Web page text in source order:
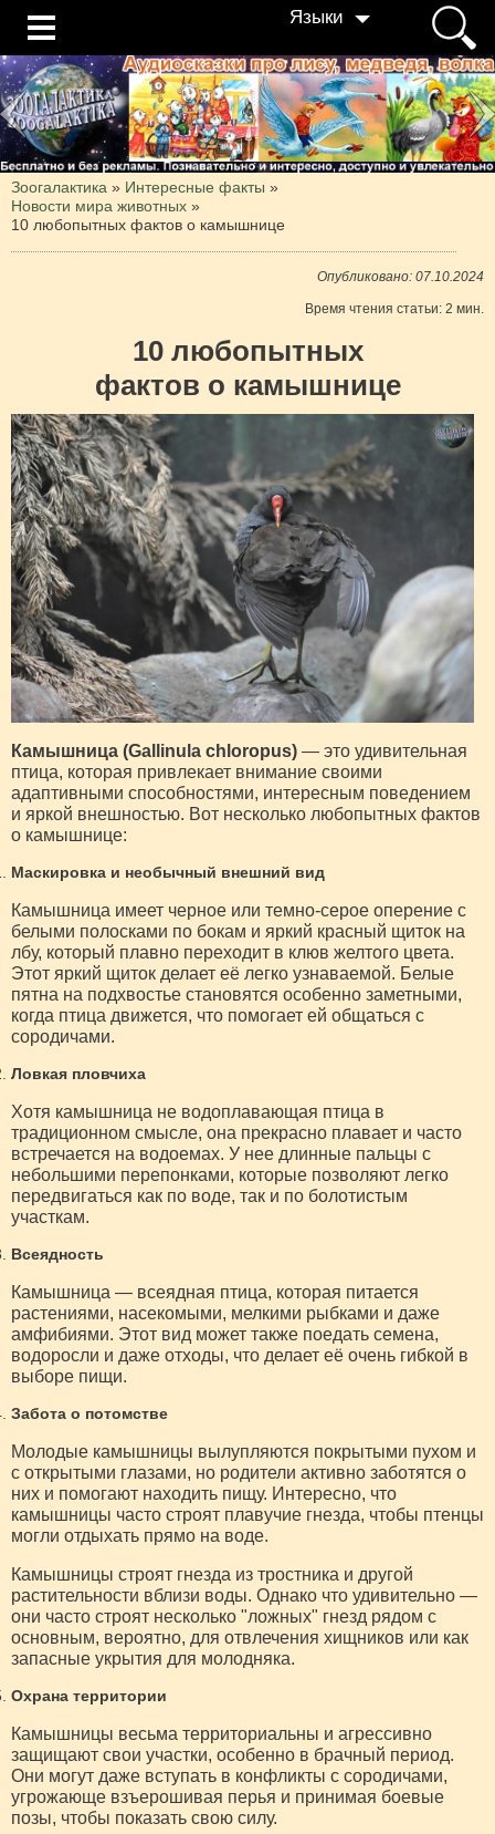
Языки
Зоогалактика » Интересные факты »
Новости мира животных »
10 любопытных фактов о камышнице
Опубликовано: 07.10.2024
Время чтения статьи: 2 мин.
10 любопытных
фактов о камышнице
Камышница (Gallinula chloropus) — это удивительная
птица, которая привлекает внимание своими
адаптивными способностями, интересным поведением
и яркой внешностью. Вот несколько любопытных фактов
о камышнице:
Маскировка и необычный внешний вид
Камышница имеет черное или темно-серое оперение с
белыми полосками по бокам и яркий красный щиток на
лбу, который плавно переходит в клюв желтого цвета.
Этот яркий щиток делает её легко узнаваемой. Белые
пятна на подхвостье становятся особенно заметными,
когда птица движется, что помогает ей общаться с
сородичами.
Ловкая пловчиха
Хотя камышница не водоплавающая птица в
традиционном смысле, она прекрасно плавает и часто
встречается на водоемах. У нее длинные пальцы с
небольшими перепонками, которые позволяют легко
передвигаться как по воде, так и по болотистым
участкам.
Всеядность
Камышница — всеядная птица, которая питается
растениями, насекомыми, мелкими рыбками и даже
амфибиями. Этот вид может также поедать семена,
водоросли и даже отходы, что делает её очень гибкой в
выборе пищи.
Забота о потомстве
Молодые камышницы вылупляются покрытыми пухом и
с открытыми глазами, но родители активно заботятся о
них и помогают находить пищу. Интересно, что
камышницы часто строят плавучие гнезда, чтобы птенцы
могли отдыхать прямо на воде.
Камышницы строят гнезда из тростника и другой
растительности вблизи воды. Однако что удивительно —
они часто строят несколько "ложных" гнезд рядом с
основным, вероятно, для отвлечения хищников или как
запасные укрытия для молодняка.
Охрана территории
Камышницы весьма территориальны и агрессивно
защищают свои участки, особенно в брачный период.
Они могут даже вступать в конфликты с сородичами,
угрожающе взъерошивая перья и принимая боевые
позы, чтобы показать свою силу.